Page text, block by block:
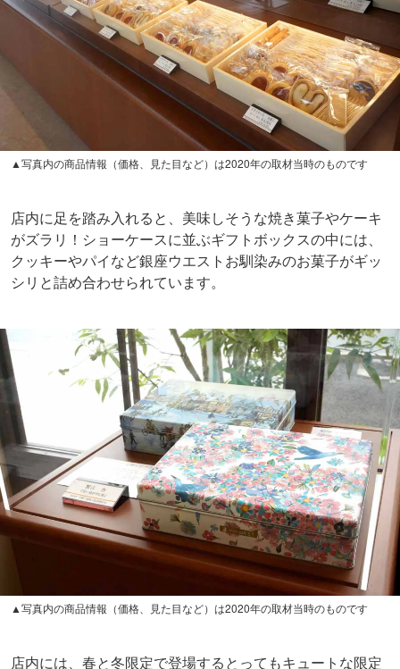
▲写真内の商品情報（価格、見た目など）は2020年の取材当時のものです
店内に足を踏み入れると、美味しそうな焼き菓子やケーキ
がズラリ！ショーケースに並ぶギフトボックスの中には、
クッキーやパイなど銀座ウエストお馴染みのお菓子がギッ
シリと詰め合わせられています。
▲写真内の商品情報（価格、見た目など）は2020年の取材当時のものです
店内には、春と冬限定で登場するとってもキュートな限定